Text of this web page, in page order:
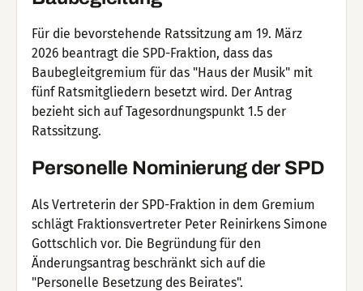
Für die bevorstehende Ratssitzung am 19. März
2026 beantragt die SPD-Fraktion, dass das
Baubegleitgremium für das "Haus der Musik" mit
fünf Ratsmitgliedern besetzt wird. Der Antrag
bezieht sich auf Tagesordnungspunkt 1.5 der
Ratssitzung.
Personelle Nominierung der SPD
Als Vertreterin der SPD-Fraktion in dem Gremium
schlägt Fraktionsvertreter Peter Reinirkens Simone
Gottschlich vor. Die Begründung für den
Änderungsantrag beschränkt sich auf die
"Personelle Besetzung des Beirates".